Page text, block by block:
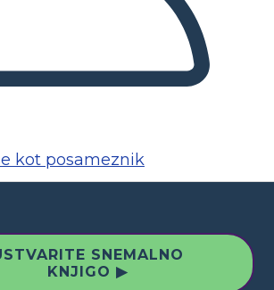
kot posameznik
SNEMALNO
KNJIGO ▶